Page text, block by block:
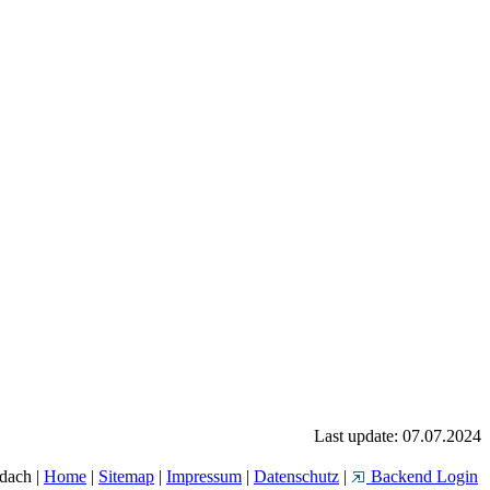
Last update: 07.07.2024
| Home | Sitemap | Impressum | Datenschutz | Backend Login